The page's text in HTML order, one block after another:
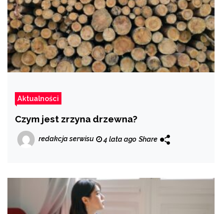
Aktualności
Czym jest zrzyna drzewna?
redakcja serwisu 4 lata ago Share